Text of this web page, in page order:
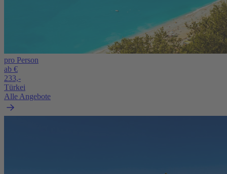
pro Person
ab €
233,-
Türkei
Alle Angebote